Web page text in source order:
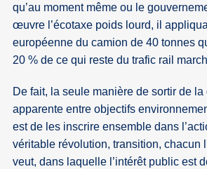
qu’au moment même ou le
œuvre l’écotaxe poids lourd, il
européenne du camion de 40 tonnes
20 % de ce qui reste du trafic rail
De fait, la seule manière de sortir de la
apparente entre objectifs
est de les inscrire ensemble dans
véritable révolution, transition, chacun
veut, dans laquelle l’intérêt public est